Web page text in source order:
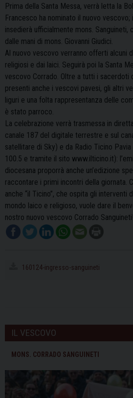
Prima della Santa Messa, verrà letta la
Francesco ha nominato il nuovo
insedierà ufficialmente mons. Sanguineti,
dalle mani di mons. Giovanni Giudici.
Al nuovo vescovo verranno offerti alcuni
religiosi e dai laici. Seguirà poi la Santa
vescovo Corrado. Oltre a tutti i sacerdoti
presenti anche i vescovi pavesi, gli altri
liguri e una folta rappresentanza delle
è stato parroco.
La celebrazione verrà trasmessa in
canale 187 del digitale terrestre e sul
satellitare di Sky) e da Radio Ticino
100.5 e tramite il sito www.ilticino.it):
diocesana proporrà anche un’edizione
raccontare i primi incontri della giornata.
anche “il Ticino”, che ospita gli interventi
mondo laico e religioso, vuole dare il
nostro nuovo vescovo Corrado
160124-ingresso-sanguineti
IL VESCOVO
MONS. CORRADO SANGUINETI